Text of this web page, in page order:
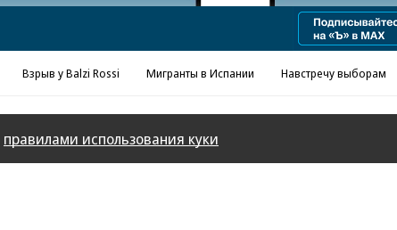
Взрыв у Balzi Rossi Мигранты в Испании Навстречу выборам
правилами использования куки